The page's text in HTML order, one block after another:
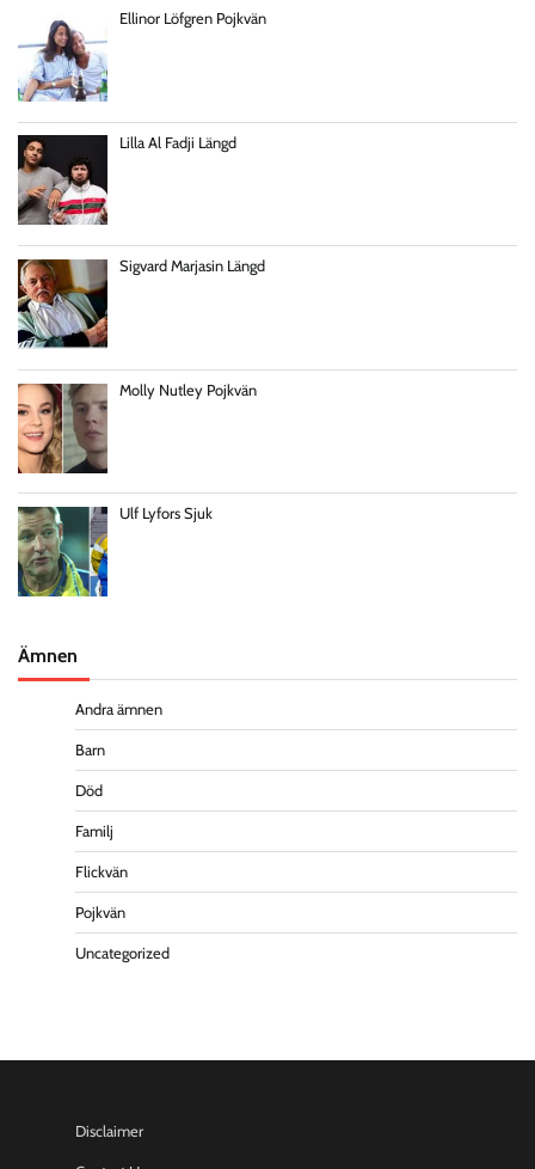
Ellinor Löfgren Pojkvän
Lilla Al Fadji Längd
Sigvard Marjasin Längd
Molly Nutley Pojkvän
Ulf Lyfors Sjuk
Ämnen
Andra ämnen
Barn
Död
Familj
Flickvän
Pojkvän
Uncategorized
Disclaimer